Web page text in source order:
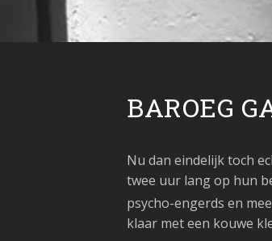
BAROEG
Nu dan eindelijk toch
twee uur lang op hun
psycho-engerds en
klaar met een kouwe